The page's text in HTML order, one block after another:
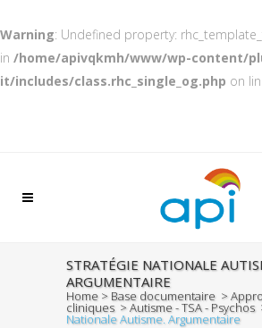
Warning: Undefined property:
in /home/apivqkmh/www/wp-content/
it/includes/class.rhc_single_og.php on
STRATÉGIE NATIONALE
ARGUMENTAIRE
Home > Base documentaire >
cliniques >Autisme - TSA - Psychos
Nationale Autisme. Argumentaire